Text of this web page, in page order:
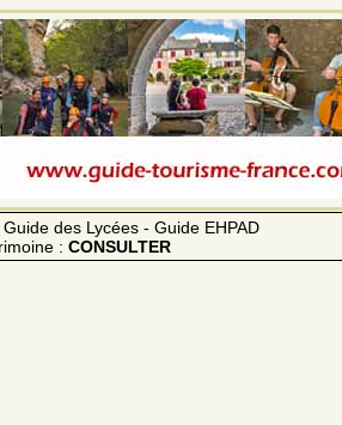
des Lycées - Guide EHPAD
: CONSULTER